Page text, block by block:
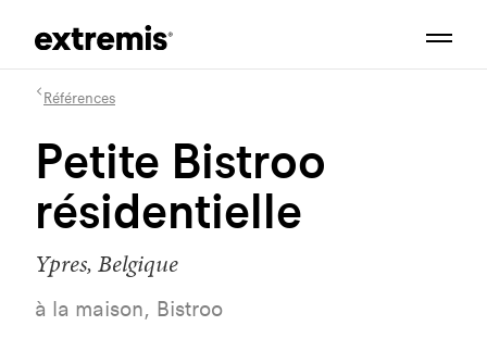
Références
Petite Bistroo
résidentielle
Ypres, Belgique
à la maison, Bistroo